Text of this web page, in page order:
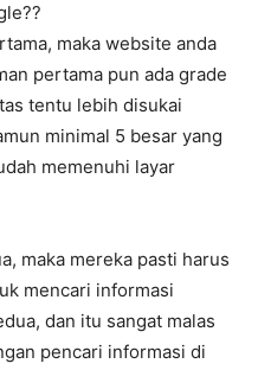
maka website anda
pertama pun ada grade
tentu lebih disukai
minimal 5 besar yang
memenuhi layar
maka mereka pasti harus
mencari informasi
dan itu sangat malas
pencari informasi di